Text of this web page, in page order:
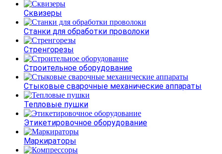
Сквизеры
Станки для обработки проволоки
Стренгорезы
Строительное оборудование
Стыковые сварочные механические аппараты
Тепловые пушки
Этикетировочное оборудование
Маркираторы